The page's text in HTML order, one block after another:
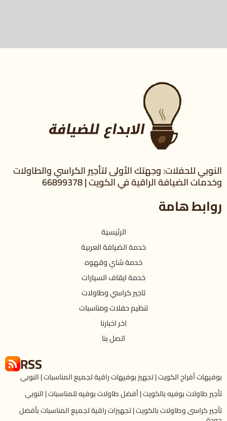
النوبي للحفلات: وجهتك الأولى لتأجير الكراسي والطاولات
وخدمات الضيافة الراقية في الكويت | 66899378
روابط هامة
الرئيسية
خدمة الضيافة العربية
خدمة شاي وقهوه
خدمة ايقاف السيارات
تاجير كراسي وطاولات
تنظيم حفلات ومناسبات
اخر اخبارنا
اتصل بنا
RSS
بوفيهات أفراح الكويت | تجهيز بوفيهات راقية لجميع المناسبات | النوبي
تأجير طاولات بوفيه بالكويت | أفضل طاولات بوفيه للمناسبات | النوبي
تأجير كراسى وطاولات بالكويت | تجهيزات راقية لجميع المناسبات بأفضل